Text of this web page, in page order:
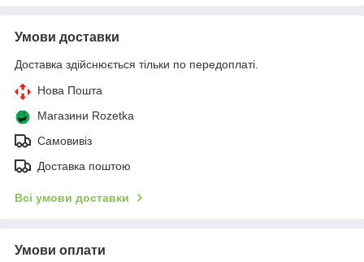
Умови доставки
Доставка здійснюється тільки по передоплаті.
Нова Пошта
Магазини Rozetka
Самовивіз
Доставка поштою
Всі умови доставки
Умови оплати